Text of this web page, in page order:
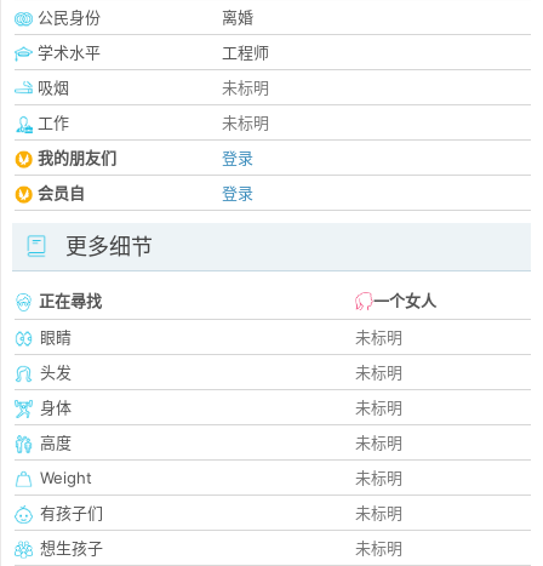
公民身份
离婚
学术水平
工程师
吸烟
未标明
工作
未标明
我的朋友们
登录
会员自
登录
更多细节
正在尋找
一个女人
眼睛
未标明
头发
未标明
身体
未标明
高度
未标明
Weight
未标明
有孩子们
未标明
想生孩子
未标明